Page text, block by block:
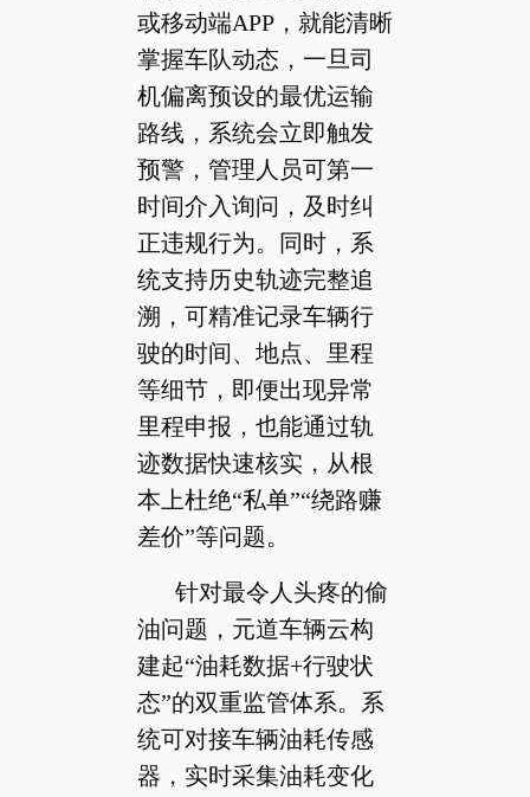
或移动端APP，就能清晰
掌握车队动态，一旦司
机偏离预设的最优运输
路线，系统会立即触发
预警，管理人员可第一
时间介入询问，及时纠
正违规行为。同时，系
统支持历史轨迹完整追
溯，可精准记录车辆行
驶的时间、地点、里程
等细节，即便出现异常
里程申报，也能通过轨
迹数据快速核实，从根
本上杜绝“私单”“绕路赚
差价”等问题。
针对最令人头疼的偷
油问题，元道车辆云构
建起“油耗数据+行驶状
态”的双重监管体系。系
统可对接车辆油耗传感
器，实时采集油耗变化